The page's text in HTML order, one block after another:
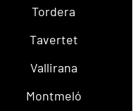
Tordera
Tavertet
Vallirana
Montmeló